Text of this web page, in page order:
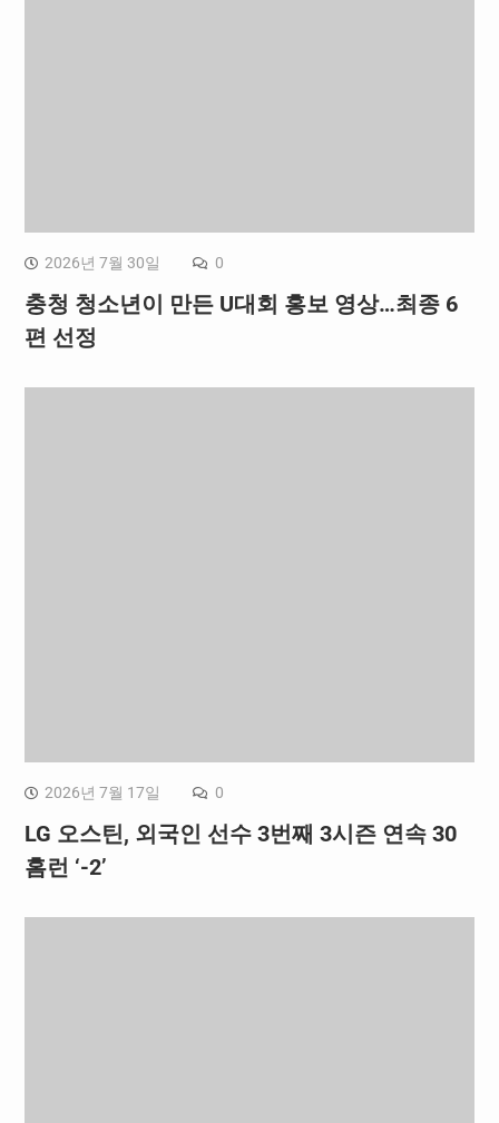
2026년 7월 30일 0
충청 청소년이 만든 U대회 홍보 영상…최종 6
편 선정
2026년 7월 17일 0
LG 오스틴, 외국인 선수 3번째 3시즌 연속 30
홈런 ‘-2’